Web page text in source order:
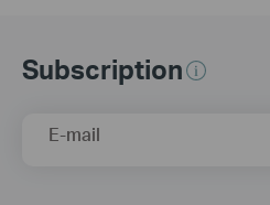
Subscription
E-mail